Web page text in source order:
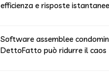
efficienza e risposte istantanee
Software assemblee
DettoFatto può ridurre il caos